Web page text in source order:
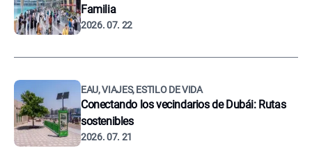
Familia
2026. 07. 22
EAU, VIAJES, ESTILO DE VIDA
Conectando los vecindarios de Dubái: Rutas
sostenibles
2026. 07. 21